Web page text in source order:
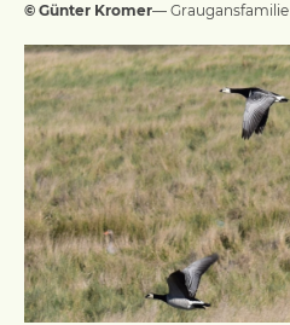
© Günter Kromer— Graugansfamilie